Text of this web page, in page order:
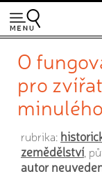
O
pro
rubrika:
zemědělství,
autor